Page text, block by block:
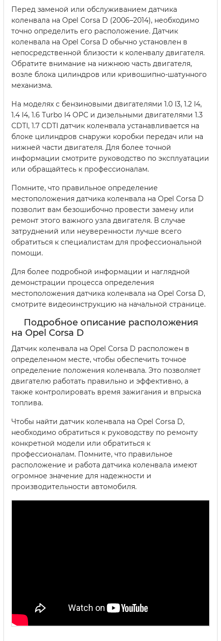
Перед заменой или обслуживанием датчика
коленвала на Opel Corsa D (2006–2014), необходимо
точно определить его расположение. Датчик
коленвала на Opel Corsa D обычно установлен в
непосредственной близости к коленвалу двигателя.
Обратите внимание на нижнюю часть двигателя,
возле блока цилиндров или кривошипно-шатунного
механизма.
На моделях с бензиновыми двигателями 1.0 I3, 1.2 I4,
1.4 I4, 1.6 Turbo I4 OPC и дизельными двигателями 1.3
CDTI, 1.7 CDTI датчик коленвала устанавливается на
блоке цилиндров снаружи коробки передач или на
нижней части двигателя. Для более точной
информации смотрите руководство по эксплуатации
или обращайтесь к профессионалам.
Помните, что правильное определение
местоположения датчика коленвала на Opel Corsa D
позволит вам безошибочно провести замену или
ремонт этого важного узла двигателя. В случае
затруднений или неуверенности лучше всего
обратиться к специалистам для профессиональной
помощи.
Для более подробной информации и наглядной
демонстрации процесса определения
местоположения датчика коленвала на Opel Corsa D,
смотрите видеоинструкцию на начальной странице.
Подробное описание расположения
на Opel Corsa D
Датчик коленвала на Opel Corsa D расположен в
определенном месте, чтобы обеспечить точное
определение положения коленвала. Это позволяет
двигателю работать правильно и эффективно, а
также контролировать время зажигания и впрыска
топлива.
Чтобы найти датчик коленвала на Opel Corsa D,
необходимо обратиться к руководству по ремонту
конкретной модели или обратиться к
профессионалам. Помните, что правильное
расположение и работа датчика коленвала имеют
огромное значение для надежности и
производительности автомобиля.